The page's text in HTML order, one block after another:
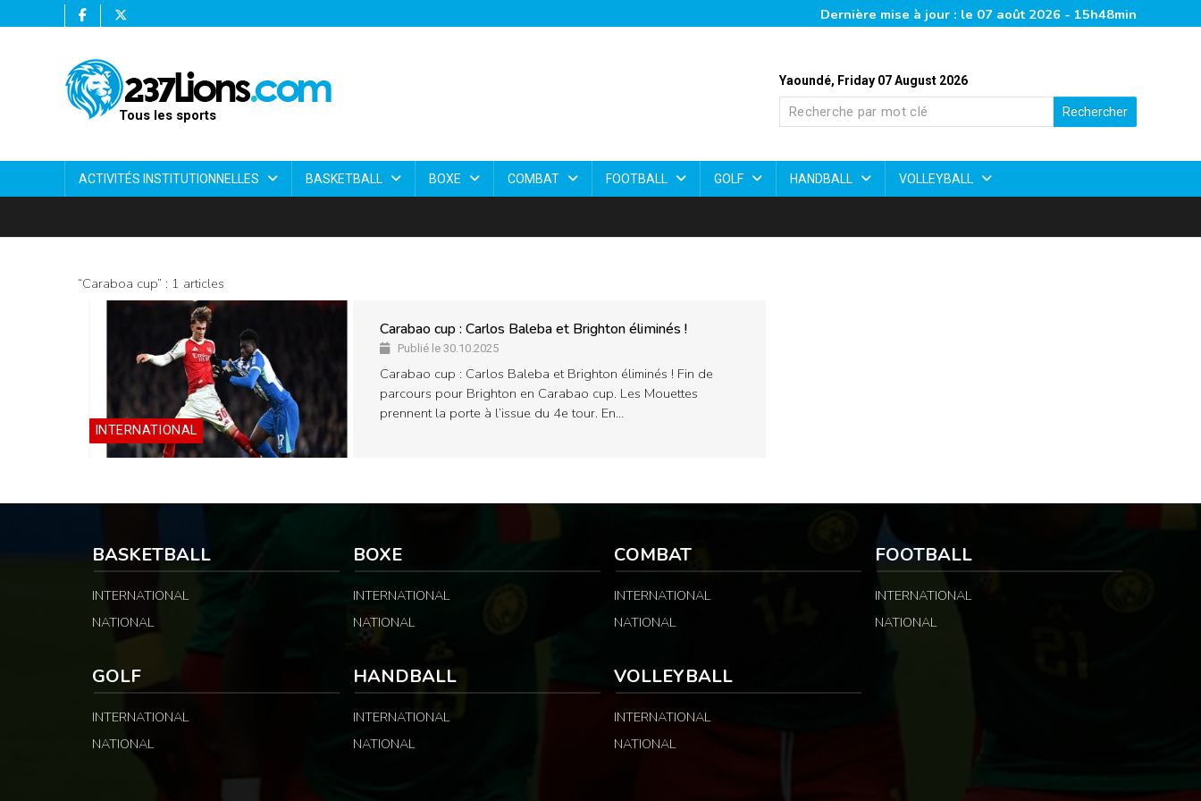
Dernière mise à jour : le 07 août 2026 - 15h48min
Yaoundé, Friday 07 August 2026
Rechercher
Tous les sports
ACTIVITÉS INSTITUTIONNELLES BASKETBALL BOXE COMBAT FOOTBALL GOLF HANDBALL VOLLEYBALL
“Caraboa cup” : 1 articles
INTERNATIONAL
Carabao cup : Carlos Baleba et Brighton éliminés !
Publié le 30.10.2025
Carabao cup : Carlos Baleba et Brighton éliminés ! Fin de
parcours pour Brighton en Carabao cup. Les Mouettes
prennent la porte à l’issue du 4e tour. En…
BASKETBALL
INTERNATIONAL
NATIONAL
BOXE
INTERNATIONAL
NATIONAL
COMBAT
INTERNATIONAL
NATIONAL
FOOTBALL
INTERNATIONAL
NATIONAL
GOLF
INTERNATIONAL
NATIONAL
HANDBALL
INTERNATIONAL
NATIONAL
VOLLEYBALL
INTERNATIONAL
NATIONAL